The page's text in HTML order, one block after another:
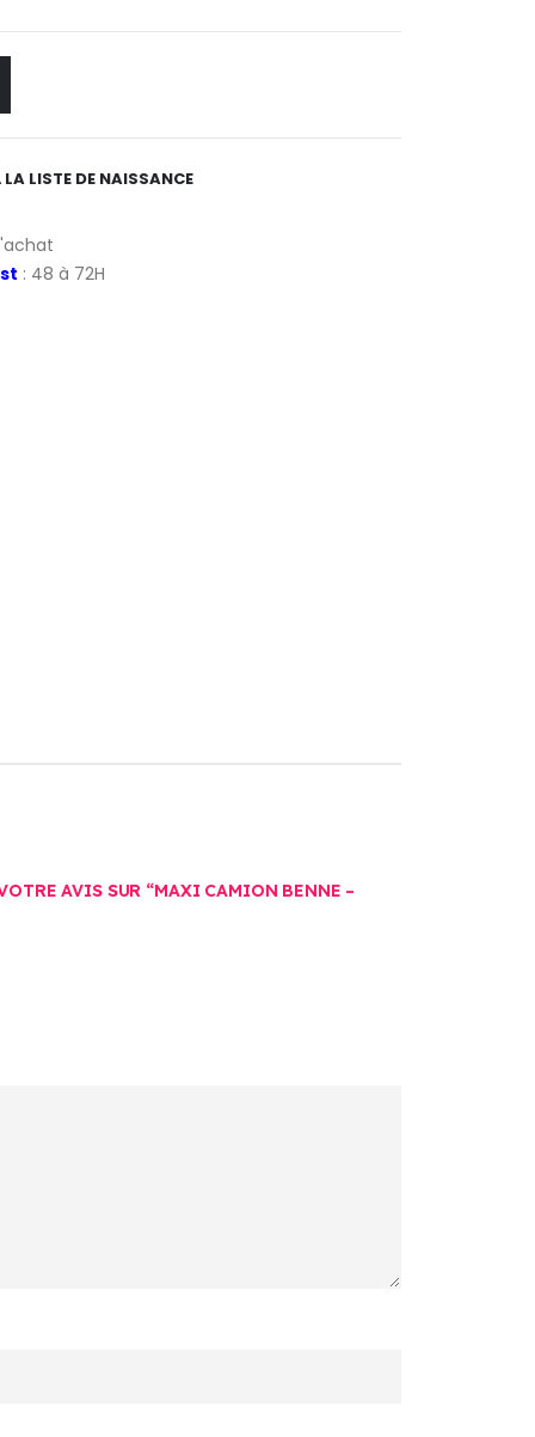
LISTE DE NAISSANCE
: 48 à 72H
AVIS SUR “MAXI CAMION BENNE –